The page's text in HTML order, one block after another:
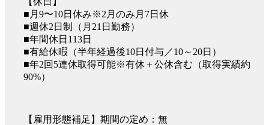
■月9〜10日休み※2月のみ月7日休
■週休2日制（月21日勤務）
■年間休日113日
■有給休暇（半年経過後10日付与／10～20日）
■年2回5連休取得可能※有休＋公休含む（取得実績約
90%）
【雇用形態補足】期間の定め：無